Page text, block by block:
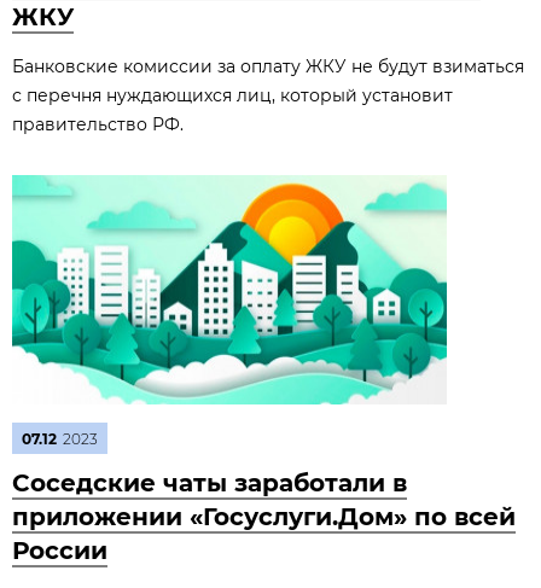
ЖКУ
Банковские комиссии за оплату ЖКУ не будут взиматься
с перечня нуждающихся лиц, который установит
правительство РФ.
07.12 2023
Соседские чаты заработали в
приложении «Госуслуги.Дом» по всей
России